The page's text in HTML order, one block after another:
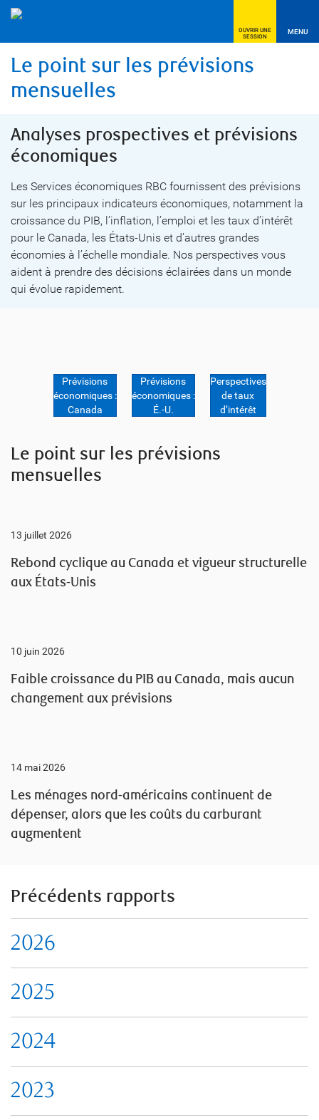
OUVRIR UNE
SESSION
MENU
Le point sur les prévisions
mensuelles
Analyses prospectives et prévisions
économiques
Les Services économiques RBC fournissent des prévisions
sur les principaux indicateurs économiques, notamment la
croissance du PIB, l’inflation, l’emploi et les taux d’intérêt
pour le Canada, les États-Unis et d’autres grandes
économies à l’échelle mondiale. Nos perspectives vous
aident à prendre des décisions éclairées dans un monde
qui évolue rapidement.
Prévisions
économiques :
Canada
Prévisions
économiques :
É.-U.
Perspectives
de taux
d’intérêt
Le point sur les prévisions
mensuelles
Rebond cyclique au Canada et vigueur structurelle
aux États-Unis
13 juillet 2026
Faible croissance du PIB au Canada, mais aucun
changement aux prévisions
10 juin 2026
Les ménages nord-américains continuent de
dépenser, alors que les coûts du carburant
augmentent
14 mai 2026
Précédents rapports
2026
2025
2024
2023